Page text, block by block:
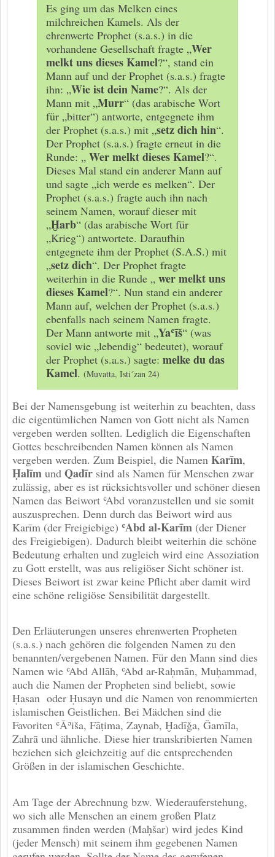
Es ging um das Melken eines
milchreichen Kamels. Als der
ehrenwerte Prophet (s.a.s.) in die
vorhandene Gesellschaft fragte „Wer
melkt uns dieses Kamel?“, stand ein
Mann auf und der Prophet (s.a.s.) fragte
ihn: „Wie ist dein Name?“. Als der
Mann mit „Murr“ (das arabische Wort
für „bitter“) antworte, entgegnete ihm
der Prophet (s.a.s.) mit „setz dich hin“.
Der Prophet (s.a.s.) fragte erneut in die
Runde: „ Wer melkt dieses Kamel?“.
Dieses Mal stand ein anderer Mann auf
und sagte „ich werde es melken“. Der
Prophet (s.a.s.) fragte auch ihn nach
seinem Namen, worauf dieser mit
„Ḫarb“ (das arabische Wort für
„Krieg“) antwortete. Daraufhin
entgegnete ihm der Prophet (S.A.S.) mit
„setz dich“. Der Prophet fragte
weiterhin in die Runde „ wer melkt uns
dieses Kamel?“. Nun stand ein anderer
Mann auf, welchen der Prophet (s.a.s.)
ebenfalls nach seinem Namen fragte.
Der Mann antworte mit „Yaʿīš“ (was
soviel wie „lebendig“ bedeutet), worauf
der Prophet (s.a.s.) sagte: melke du das
Kamel. (Muvatta, Isti´zan 24)
Bei der Namensgebung ist weiterhin zu beachten, dass
die eigentümlichen Namen von Gott nicht als Namen
vergeben werden sollten. Lediglich die Eigenschaften
Gottes beschreibenden Namen können als Namen
vergeben werden. Zum Beispiel, die Namen Karīm,
Ḥalīm und Qadīr sind als Namen für Menschen zwar
zulässig, aber es ist rücksichtsvoller und schöner diesen
Namen das Beiwort ʿAbd voranzustellen und sie somit
auszusprechen. Denn durch das Beiwort wird aus
Karīm (der Freigiebige) ʿAbd al-Karīm (der Diener
des Freigiebigen). Dadurch bleibt weiterhin die schöne
Bedeutung erhalten und zugleich wird eine Assoziation
zu Gott erstellt, was aus religiöser Sicht schöner ist.
Dieses Beiwort ist zwar keine Pflicht aber damit wird
eine schöne religiöse Sensibilität dargestellt.
Den Erläuterungen unseres ehrenwerten Propheten
(s.a.s.) nach gehören die folgenden Namen zu den
benannten/vergebenen Namen. Für den Mann sind dies
Namen wie ʿAbd Allāh, ʿAbd ar-Raḥmān, Muḥammad,
auch die Namen der Propheten sind beliebt, sowie
Ḥasan oder Ḥusayn und die Namen von renommierten
islamischen Geistlichen. Bei Mädchen sind die
Favoriten ʿĀʾiša, Fāṭima, Zaynab, Ḫadīǧa, Ǧamīla,
Zahrā und ähnliche. Diese hier transkribierten Namen
beziehen sich gleichzeitig auf die entsprechenden
Größen in der islamischen Geschichte.
Am Tage der Abrechnung bzw. Wiederauferstehung,
wo sich alle Menschen an einem großen Platz
zusammen finden werden (Maḥšar) wird jedes Kind
(jeder Mensch) mit seinem ihm gegebenen Namen